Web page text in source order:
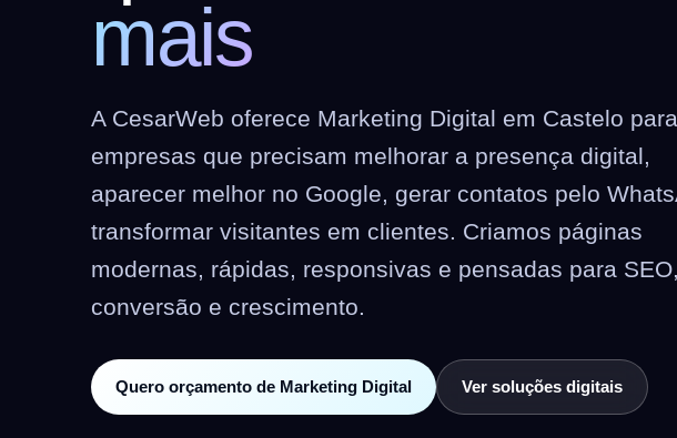
mais
A CesarWeb oferece Marketing Digital em Castelo para
empresas que precisam melhorar a presença digital,
aparecer melhor no Google, gerar contatos pelo
transformar visitantes em clientes. Criamos páginas
modernas, rápidas, responsivas e pensadas para SEO,
conversão e crescimento.
Quero orçamento de Marketing Digital Ver soluções digitais